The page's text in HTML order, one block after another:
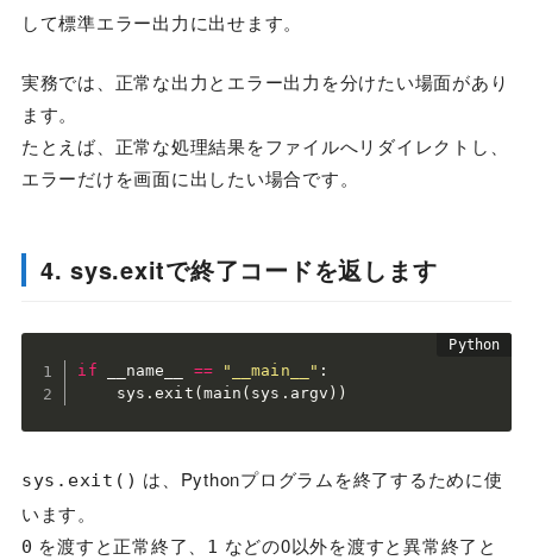
して標準エラー出力に出せます。
実務では、正常な出力とエラー出力を分けたい場面があり
ます。
たとえば、正常な処理結果をファイルへリダイレクトし、
エラーだけを画面に出したい場合です。
4. sys.exitで終了コードを返します
if __name__ == "__main__" :
    sys
.exit ( main ( sys . argv ) )
sys.exit() は、Pythonプログラムを終了するために使
います。
0 を渡すと正常終了、 1 などの0以外を渡すと異常終了と